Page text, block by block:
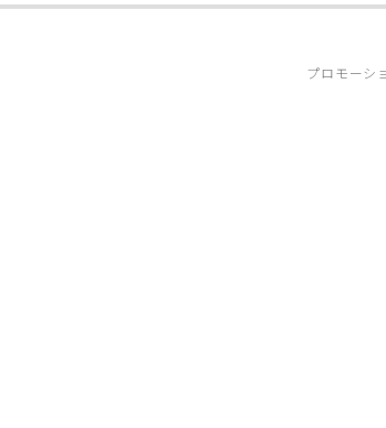
プロモーシ